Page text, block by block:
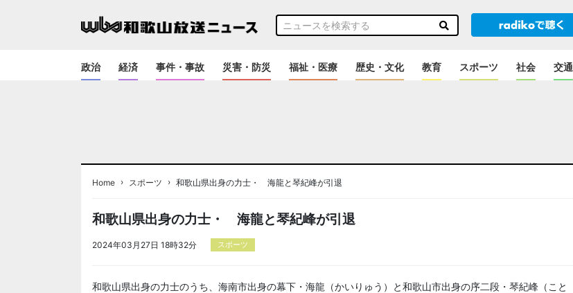
政治 経済 事件・事故 災害・防災 福祉・医療 歴史・文化 教育 スポーツ 社会 交通
Home › スポーツ › 和歌山県出身の力士・ 海龍と琴紀峰が引退
和歌山県出身の力士・ 海龍と琴紀峰が引退
2024年03月27日 18時32分 スポーツ
和歌山県出身の力士のうち、海南市出身の幕下・海龍（かいりゅう）と和歌山市出身の序二段・琴紀峰（こと